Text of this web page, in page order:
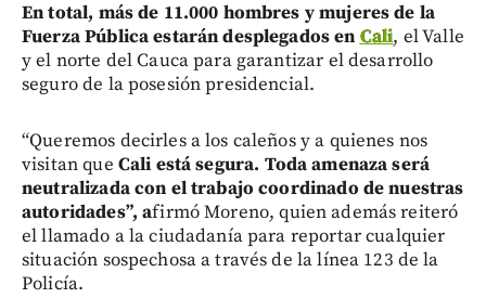
En total, más de 11.000 hombres y mujeres de la
Fuerza Pública estarán desplegados en Cali, el Valle
y el norte del Cauca para garantizar el desarrollo
seguro de la posesión presidencial.
“Queremos decirles a los caleños y a quienes nos
visitan que Cali está segura. Toda amenaza será
neutralizada con el trabajo coordinado de nuestras
autoridades”, afirmó Moreno, quien además reiteró
el llamado a la ciudadanía para reportar cualquier
situación sospechosa a través de la línea 123 de la
Policía.